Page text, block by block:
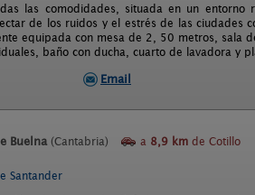
las comodidades, situada en un entorno
de los ruidos y el estrés de las ciudades
equipada con mesa de 2, 50 metros, sala
baño con ducha, cuarto de lavadora y
Email
Buelna (Cantabria) a 8,9 km de Cotillo
Santander